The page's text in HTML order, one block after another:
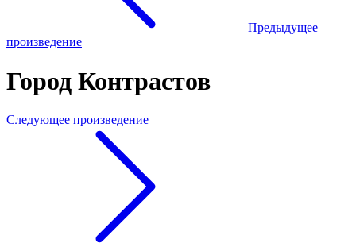
Предыдущее
произведение
Город Контрастов
Следующее произведение